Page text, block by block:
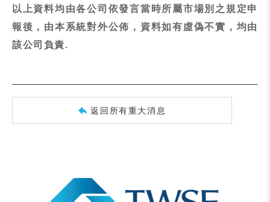
以上資料均由各公司依發言當時所屬市場別之規定申
報後，由本系統對外公佈，資料如有虛偽不實，均由
該公司負責.
返回所有重大消息